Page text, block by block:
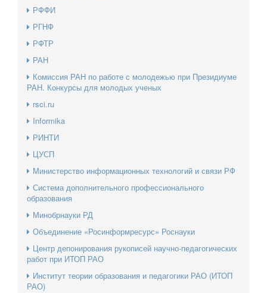
РФФИ
РГНФ
РФТР
РАН
Комиссия РАН по работе с молодежью при Президиуме
РАН. Конкурсы для молодых ученых
rsci.ru
Informika
РИНТИ
ЦУСП
Министерство информационных технологий и связи РФ
Система дополнительного профессионального
образования
Минобрнауки РД
Объединение «Росинформресурс» Роснауки
Центр депонирования рукописей научно-педагогических
работ при ИТОП РАО
Институт теории образования и педагогики РАО (ИТОП
РАО)